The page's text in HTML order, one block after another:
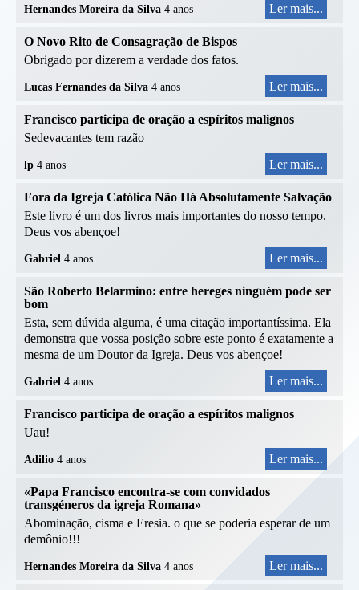
Hernandes Moreira da Silva 4 anos Ler mais...
O Novo Rito de Consagração de Bispos
Obrigado por dizerem a verdade dos fatos.
Lucas Fernandes da Silva 4 anos Ler mais...
Francisco participa de oração a espíritos malignos
Sedevacantes tem razão
lp 4 anos Ler mais...
Fora da Igreja Católica Não Há Absolutamente Salvação
Este livro é um dos livros mais importantes do nosso tempo.
Deus vos abençoe!
Gabriel 4 anos Ler mais...
São Roberto Belarmino: entre hereges ninguém pode ser
bom
Esta, sem dúvida alguma, é uma citação importantíssima. Ela
demonstra que vossa posição sobre este ponto é exatamente a
mesma de um Doutor da Igreja. Deus vos abençoe!
Gabriel 4 anos Ler mais...
Francisco participa de oração a espíritos malignos
Uau!
Adilio 4 anos Ler mais...
«Papa Francisco encontra-se com convidados
transgéneros da igreja Romana»
Abominação, cisma e Eresia. o que se poderia esperar de um
demônio!!!
Hernandes Moreira da Silva 4 anos Ler mais...